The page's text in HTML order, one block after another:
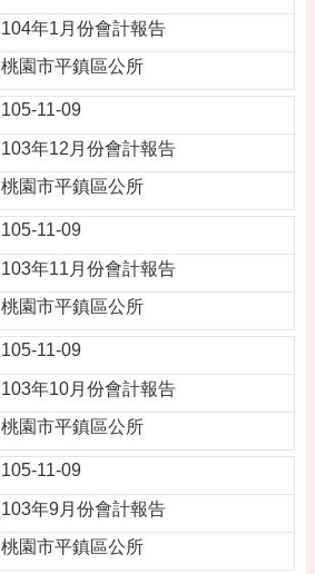
104年1月份會計報告
桃園市平鎮區公所
105-11-09
103年12月份會計報告
桃園市平鎮區公所
105-11-09
103年11月份會計報告
桃園市平鎮區公所
105-11-09
103年10月份會計報告
桃園市平鎮區公所
105-11-09
103年9月份會計報告
桃園市平鎮區公所